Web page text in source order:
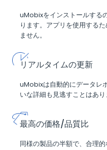
uMobixをインストールする
ります。アプリを使用する
ません。
リアルタイムの更新
uMobixは自動的にデータレ
いな詳細も見逃すことはあり
最高の価格/品質比
同様の製品の半額で、合理